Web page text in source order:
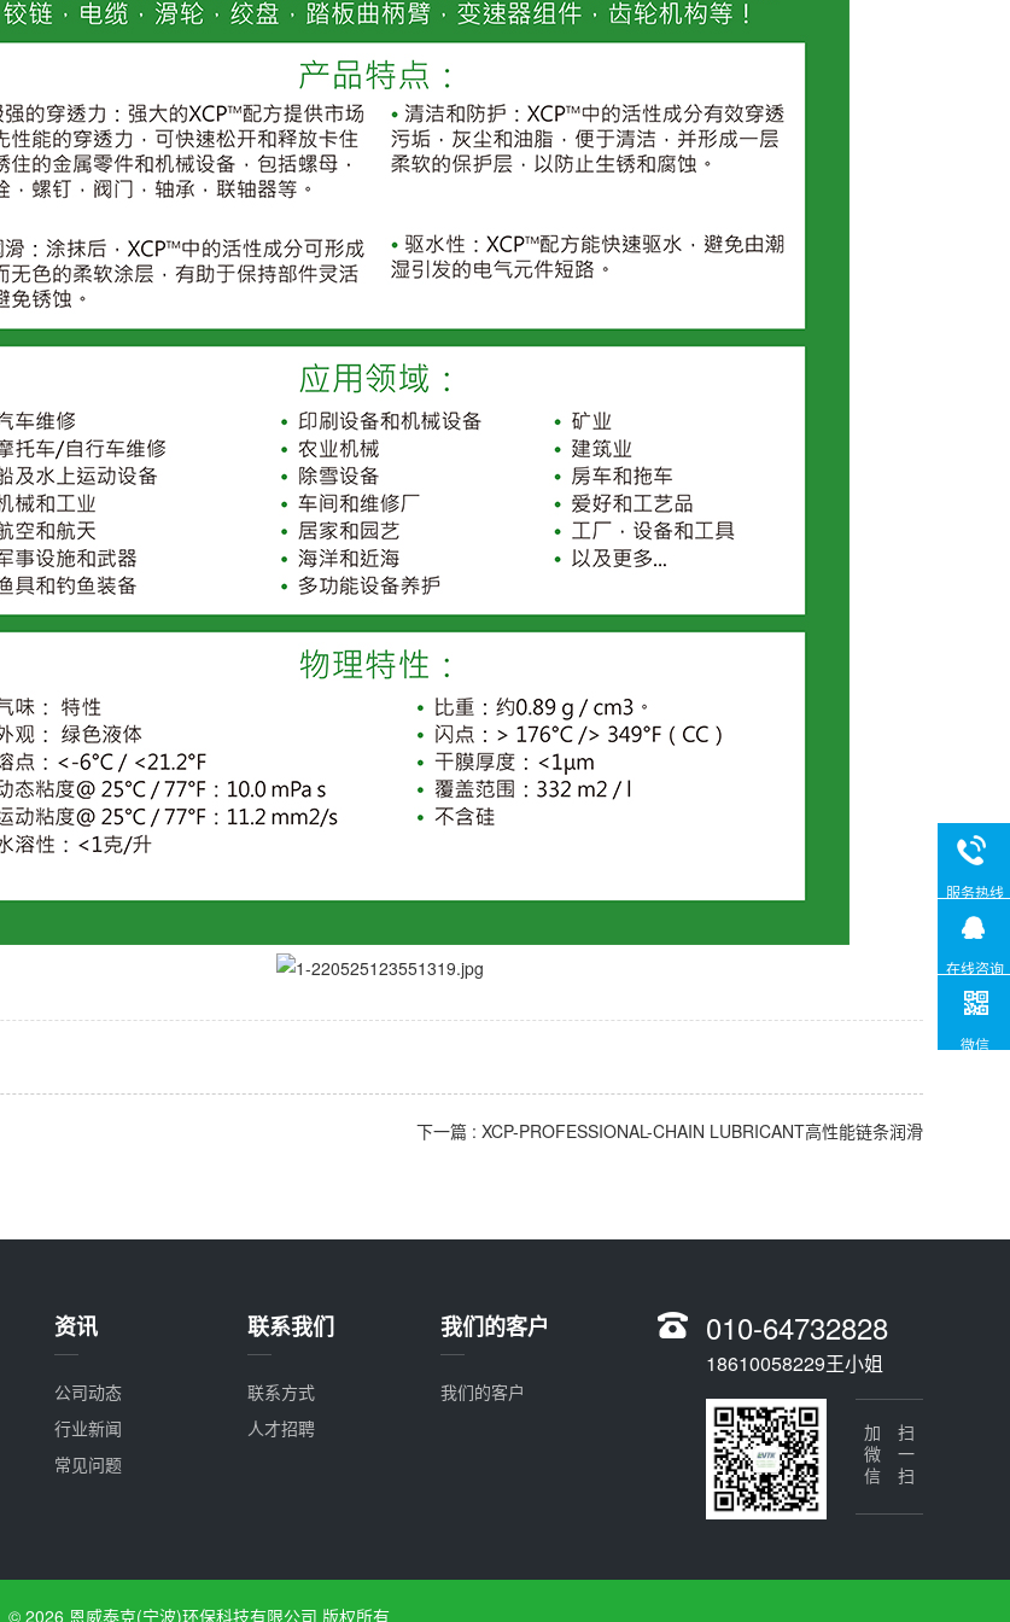
下一篇 : XCP-PROFESSIONAL-CHAIN LUBRICANT高性能链条润滑
资讯
公司动态
行业新闻
常见问题
联系我们
联系方式
人才招聘
我们的客户
我们的客户
010-64732828
18610058229王小姐
扫一扫
加微信
© 2026 恩威泰克(宁波)环保科技有限公司 版权所有
服务热线
在线咨询
微信